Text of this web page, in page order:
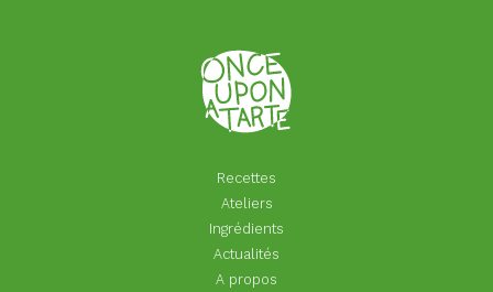
Recettes
Ateliers
Ingrédients
Actualités
A propos